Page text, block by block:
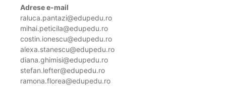
Adrese e-mail
raluca.pantazi@edupedu.ro
mihai.peticila@edupedu.ro
costin.ionescu@edupedu.ro
alexa.stanescu@edupedu.ro
diana.ghimisi@edupedu.ro
stefan.lefter@edupedu.ro
ramona.florea@edupedu.ro